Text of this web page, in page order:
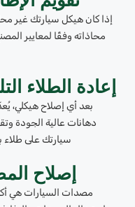
إذا كان هيكل سيارتك غير
محاذاته وفقًا لمعايير
إعادة الطلاء
بعد أي إصلاح هيكلي،
دهانات عالية الجودة
سيارتك على
إصلاح
مصدات السيارات هي